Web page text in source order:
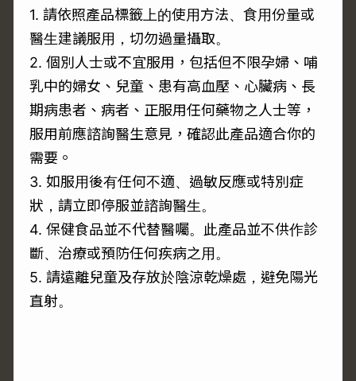
1. 請依照產品標籤上的使用方法、食用份量或
醫生建議服用，切勿過量攝取。
2. 個別人士或不宜服用，包括但不限孕婦、哺
乳中的婦女、兒童、患有高血壓、心臟病、長
期病患者、病者、正服用任何藥物之人士等，
服用前應諮詢醫生意見，確認此產品適合你的
需要。
3. 如服用後有任何不適、過敏反應或特別症
狀，請立即停服並諮詢醫生。
4. 保健食品並不代替醫囑。此產品並不供作診
斷、治療或預防任何疾病之用。
5. 請遠離兒童及存放於陰涼乾燥處，避免陽光
直射。